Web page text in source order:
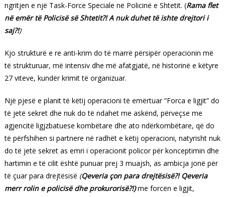
ngritjen e një Task-Force Speciale në Policinë e Shtetit. (Rama flet
në emër të Policisë së Shtetit?! A nuk duhet të ishte drejtori i
saj?!)
Kjo strukturë e re anti-krim do të marrë përsipër operacionin më
të strukturuar, më intensiv dhe më afatgjatë, në historinë e këtyre
27 viteve, kundër krimit të organizuar.
Një pjesë e planit të këtij operacioni të emërtuar ”Forca e ligjit” do
të jetë sekret dhe nuk do të ndahet me askënd, përveçse me
agjencitë ligjzbatuese kombëtare dhe ato ndërkombëtare, që do
të përfshihen si partnere në radhët e këtij operacioni, natyrisht nuk
do të jetë sekret as emri i operacionit policor për konceptimin dhe
hartimin e të cilit është punuar prej 3 muajsh, as ambicja jonë për
të çuar para drejtësisë (Qeveria çon para drejtësisë?! Qeveria
merr rolin e policisë dhe prokurorisë?!)me forcën e ligjit,